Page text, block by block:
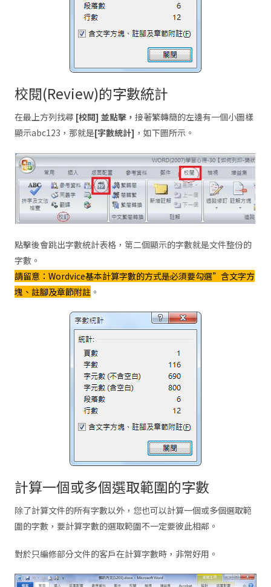
校閱(Review)的字數統計
在最上方列找尋 [校閱] 並點擊， 接著繁轉簡的左邊有一個小圖樣
顯示abc123，那就是[字數統計] ，如下圖所示。
點擊後會跳出字數統計表格，第二個顯示的字數就是文件整份的
字數。
請留意：Wordvice基本計算字數的方式是必須要勾選”含文字方
塊、註腳及章節附註 。
計算一個或多個選取範圍的字數
除了計算文件的所有字數以外，您也可以計算一個或多個選取範
圍的字數，要計算字數的選取範圍不一定要彼此相鄰。
對於只編修部分文件的客戶在計算字數時，非常好用。